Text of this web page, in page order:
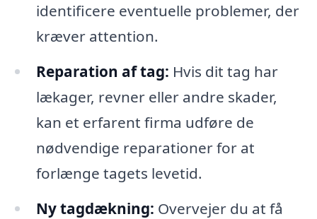
identificere eventuelle problemer, der
kræver attention.
Reparation af tag: Hvis dit tag har
lækager, revner eller andre skader,
kan et erfarent firma udføre de
nødvendige reparationer for at
forlænge tagets levetid.
Ny tagdækning: Overvejer du at få